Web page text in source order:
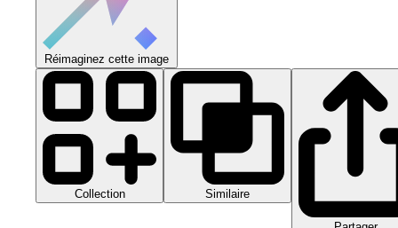
Réimaginez cette image
Collection Similaire